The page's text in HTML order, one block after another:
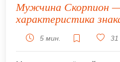
Мужчина Скорпион
характеристика
5 мин. 31